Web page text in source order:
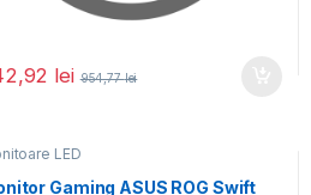
lei 954,77lei
LED
Gaming ASUS ROG Swift